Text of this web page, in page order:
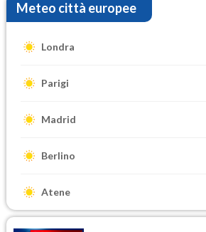
Meteo città europee
Londra
Parigi
Madrid
Berlino
Atene